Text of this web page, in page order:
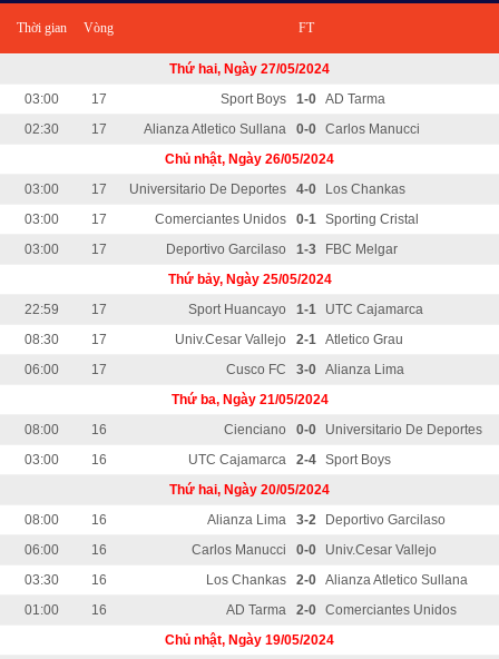
Thời gian Vòng FT
Thứ hai, Ngày 27/05/2024
03:00
17 Sport Boys 1-0
AD Tarma
02:30
17 Alianza Atletico Sullana 0-0
Carlos Manucci
Chủ nhật, Ngày 26/05/2024
03:00
17 Universitario De Deportes 4-0
Los Chankas
03:00
17 Comerciantes Unidos 0-1
Sporting Cristal
03:00
17 Deportivo Garcilaso 1-3
FBC Melgar
Thứ bảy, Ngày 25/05/2024
22:59
17 Sport Huancayo 1-1
UTC Cajamarca
08:30
17 Univ.Cesar Vallejo 2-1
Atletico Grau
06:00
17 Cusco FC 3-0
Alianza Lima
Thứ ba, Ngày 21/05/2024
08:00
16 Cienciano 0-0
Universitario De Deportes
03:00
16 UTC Cajamarca 2-4
Sport Boys
Thứ hai, Ngày 20/05/2024
08:00
16 Alianza Lima 3-2
Deportivo Garcilaso
06:00
16 Carlos Manucci 0-0
Univ.Cesar Vallejo
03:30
16 Los Chankas 2-0
Alianza Atletico Sullana
01:00
16 AD Tarma 2-0
Comerciantes Unidos
Chủ nhật, Ngày 19/05/2024